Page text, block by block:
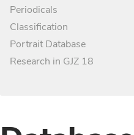
Periodicals
Classification
Portrait Database
Research in GJZ 18